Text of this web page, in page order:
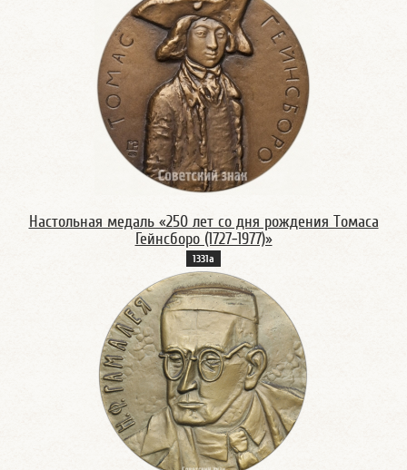
Настольная медаль «250 лет со дня рождения Томаса
Гейнсборо (1727-1977)»
1331а